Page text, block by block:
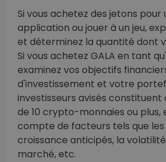
Si vous achetez des jetons pour
application ou jouer à un jeu,
et déterminez la quantité dont
Si vous achetez GALA en tant
examinez vos objectifs
d'investissement et votre
investisseurs avisés
de 10 crypto-monnaies ou plus,
compte de facteurs tels que les
croissance anticipés, la
marché, etc.